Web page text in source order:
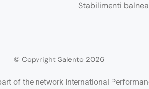
Stabilimenti
© Copyright Salento 2026
of the network International